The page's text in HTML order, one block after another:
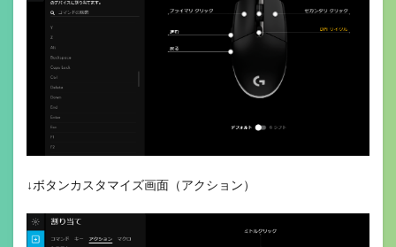
↓ボタンカスタマイズ画面（アクション）